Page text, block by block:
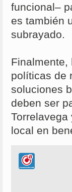
funcional–
es también
subrayado.
Finalmente,
políticas de
soluciones
deben ser
local en